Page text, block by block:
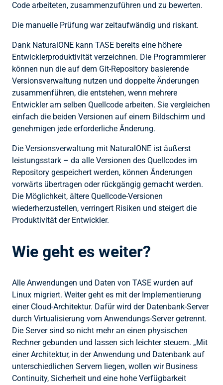
Code arbeiteten, zusammenzuführen und zu bewerten.
Die manuelle Prüfung war zeitaufwändig und riskant.
Dank NaturalONE kann TASE bereits eine höhere
Entwicklerproduktivität verzeichnen. Die Programmierer
können nun die auf dem Git-Repository basierende
Versionsverwaltung nutzen und doppelte Änderungen
zusammenführen, die entstehen, wenn mehrere
Entwickler am selben Quellcode arbeiten. Sie vergleichen
einfach die beiden Versionen auf einem Bildschirm und
genehmigen jede erforderliche Änderung.
Die Versionsverwaltung mit NaturalONE ist äußerst
leistungsstark – da alle Versionen des Quellcodes im
Repository gespeichert werden, können Änderungen
vorwärts übertragen oder rückgängig gemacht werden.
Die Möglichkeit, ältere Quellcode-Versionen
wiederherzustellen, verringert Risiken und steigert die
Produktivität der Entwickler.
Wie geht es weiter?
Alle Anwendungen und Daten von TASE wurden auf
Linux migriert. Weiter geht es mit der Implementierung
einer Cloud-Architektur. Dafür wird der Datenbank-Server
durch Virtualisierung vom Anwendungs-Server getrennt.
Die Server sind so nicht mehr an einen physischen
Rechner gebunden und lassen sich leichter steuern. „Mit
einer Architektur, in der Anwendung und Datenbank auf
unterschiedlichen Servern liegen, wollen wir Business
Continuity, Sicherheit und eine hohe Verfügbarkeit